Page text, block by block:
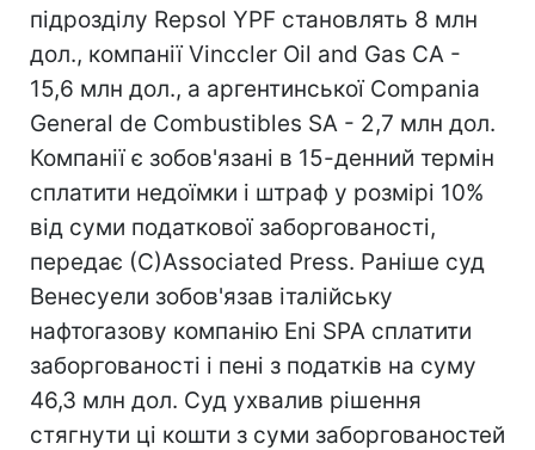
підрозділу Repsol YPF становлять 8 млн
дол., компанії Vinccler Oil and Gas CA -
15,6 млн дол., а аргентинської Compania
General de Combustibles SA - 2,7 млн дол.
Компанії є зобов'язані в 15-денний термін
сплатити недоїмки і штраф у розмірі 10%
від суми податкової заборгованості,
передає (С)Associated Press. Раніше суд
Венесуели зобов'язав італійську
нафтогазову компанію Eni SPA сплатити
заборгованості і пені з податків на суму
46,3 млн дол. Суд ухвалив рішення
стягнути ці кошти з суми заборгованостей